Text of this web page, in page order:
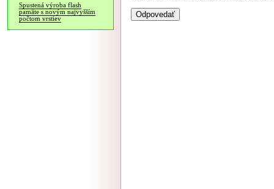
Spustená výroba flash
pamäte s novým najvyšším
počtom vrstiev